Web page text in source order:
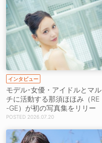
インタビュー
モデル･女優・アイドルとマル
チに活動する那須ほほみ（RE
-GE）が初の写真集をリリー
ス【インタビュー】
2026.07.20